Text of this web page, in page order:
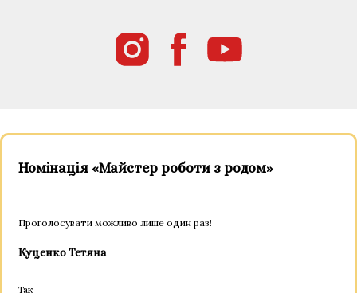
Номінація «Майстер роботи з родом»
Проголосувати можливо лише один раз!
Куценко Тетяна
Так